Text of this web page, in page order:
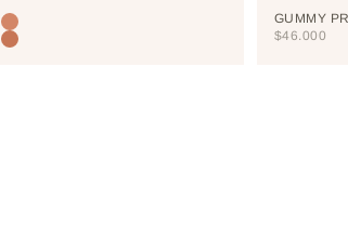
Color
TERRANOVA
TOSTEDCOCONUT
GUMMY
PRECIO
$46.000